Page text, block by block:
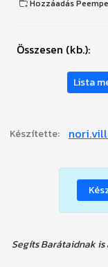
Hozzáadás
Összesen (kb.):
Lista
Készítette:
Segíts Barátaidnak is